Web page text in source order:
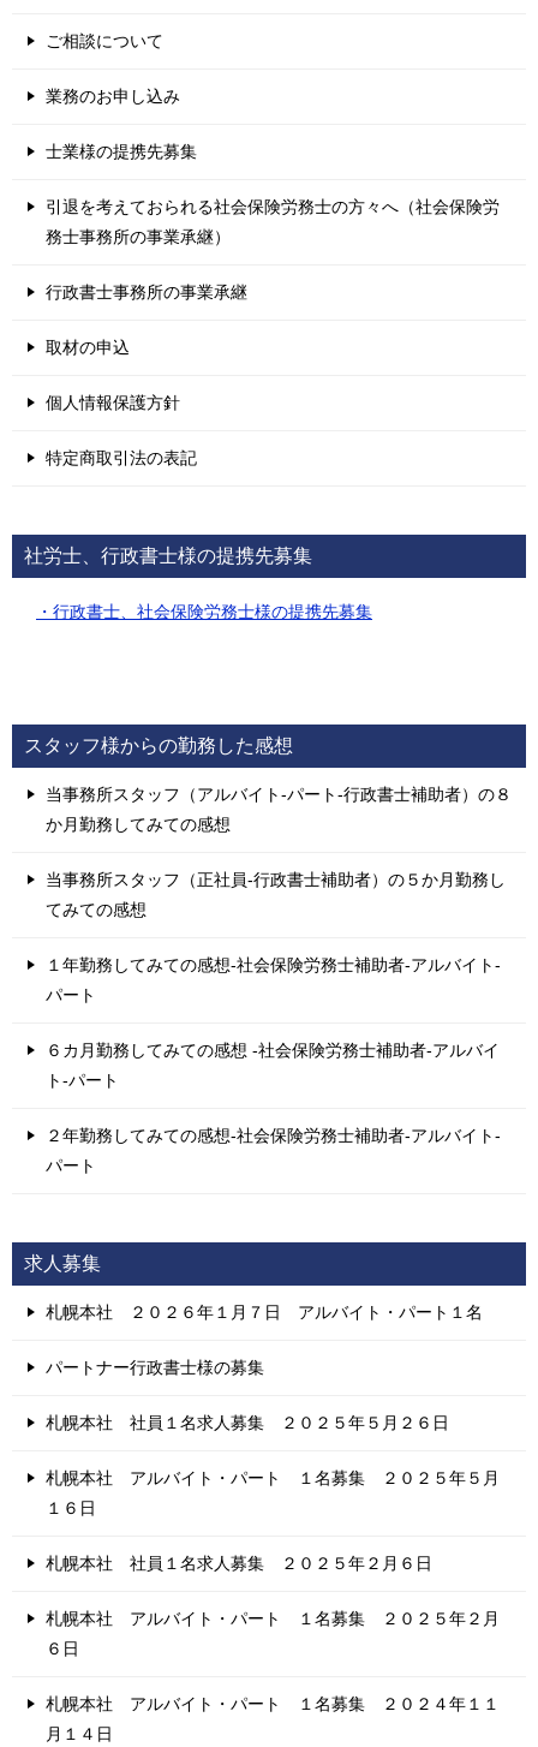
ご相談について
業務のお申し込み
士業様の提携先募集
引退を考えておられる社会保険労務士の方々へ（社会保険労
務士事務所の事業承継）
行政書士事務所の事業承継
取材の申込
個人情報保護方針
特定商取引法の表記
社労士、行政書士様の提携先募集
・行政書士、社会保険労務士様の提携先募集
スタッフ様からの勤務した感想
当事務所スタッフ（アルバイト-パート-行政書士補助者）の８
か月勤務してみての感想
当事務所スタッフ（正社員-行政書士補助者）の５か月勤務し
てみての感想
１年勤務してみての感想-社会保険労務士補助者-アルバイト-
パート
６カ月勤務してみての感想 -社会保険労務士補助者-アルバイ
ト-パート
２年勤務してみての感想-社会保険労務士補助者-アルバイト-
パート
求人募集
札幌本社 ２０２６年１月７日 アルバイト・パート１名
パートナー行政書士様の募集
札幌本社 社員１名求人募集 ２０２５年５月２６日
札幌本社 アルバイト・パート １名募集 ２０２５年５月
１６日
札幌本社 社員１名求人募集 ２０２５年２月６日
札幌本社 アルバイト・パート １名募集 ２０２５年２月
６日
札幌本社 アルバイト・パート １名募集 ２０２４年１１
月１４日